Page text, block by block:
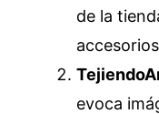
de la
evoca